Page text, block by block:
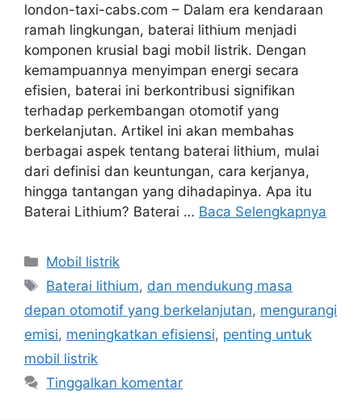
london-taxi-cabs.com – Dalam era kendaraan
ramah lingkungan, baterai lithium menjadi
komponen krusial bagi mobil listrik. Dengan
kemampuannya menyimpan energi secara
efisien, baterai ini berkontribusi signifikan
terhadap perkembangan otomotif yang
berkelanjutan. Artikel ini akan membahas
berbagai aspek tentang baterai lithium, mulai
dari definisi dan keuntungan, cara kerjanya,
hingga tantangan yang dihadapinya. Apa itu
Baterai Lithium? Baterai … Baca Selengkapnya
Kategori
Mobil listrik
Tag
Baterai lithium, dan mendukung masa
depan otomotif yang berkelanjutan, mengurangi
emisi, meningkatkan efisiensi, penting untuk
mobil listrik
Tinggalkan komentar